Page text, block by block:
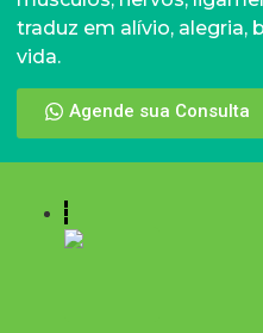
traduz em alívio, alegria,
vida.
Agende sua Consulta